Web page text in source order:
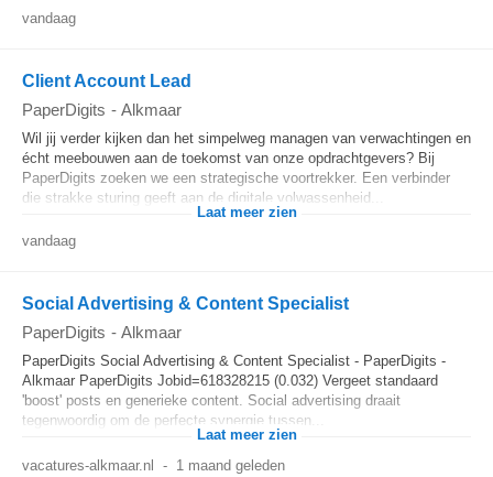
vandaag
Client Account Lead
PaperDigits - Alkmaar
Wil jij verder kijken dan het simpelweg managen van verwachtingen en
écht meebouwen aan de toekomst van onze opdrachtgevers? Bij
PaperDigits zoeken we een strategische voortrekker. Een verbinder
die strakke sturing geeft aan de digitale volwassenheid...
Laat meer zien
vandaag
Social Advertising & Content Specialist
PaperDigits - Alkmaar
PaperDigits Social Advertising & Content Specialist - PaperDigits -
Alkmaar PaperDigits Jobid=618328215 (0.032) Vergeet standaard
'boost' posts en generieke content. Social advertising draait
tegenwoordig om de perfecte synergie tussen...
Laat meer zien
vacatures-alkmaar.nl - 1 maand geleden